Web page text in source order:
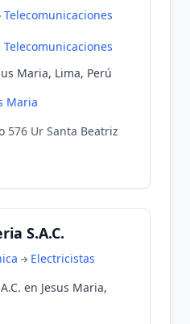
Telecomunicaciones
Telecomunicaciones
Maria, Lima, Perú
Maria
576 Ur Santa Beatriz
S.A.C.
Electricistas
en Jesus Maria,